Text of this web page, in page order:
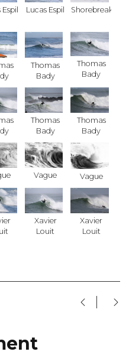
Lucas Espil Shorebreak
Thomas
Bady
Thomas
Bady
Thomas
Bady
Thomas
Bady
Vague Vague
Xavier
Louit
Xavier
Louit